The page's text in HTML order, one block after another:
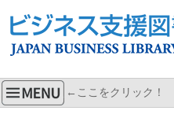
←ここをクリック！